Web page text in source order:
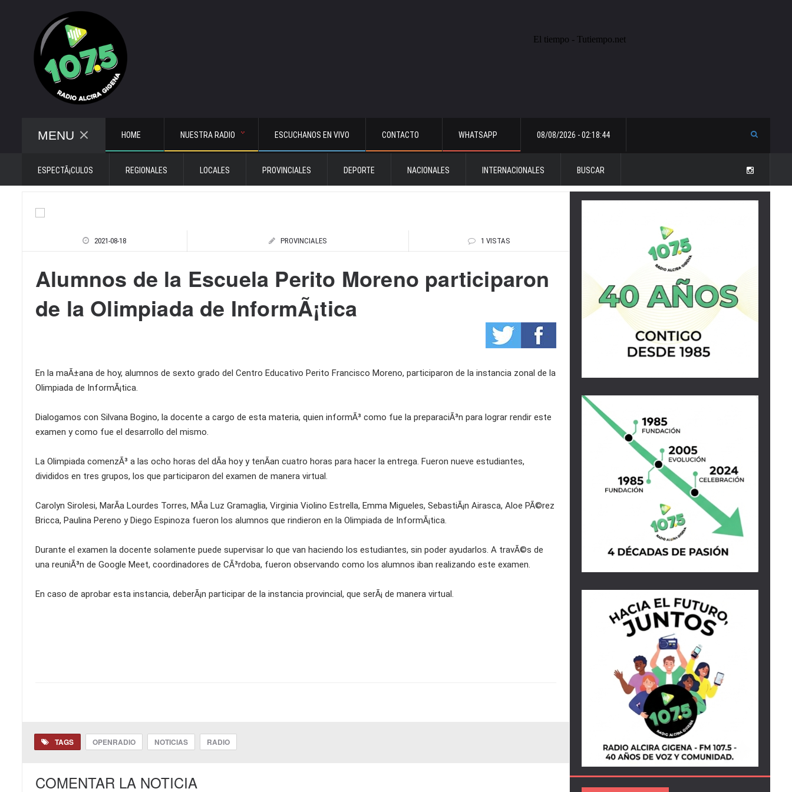
MENU HOME NUESTRA RADIO ESCUCHANOS EN VIVO CONTACTO WHATSAPP 08/08/2026 - 02:18:44
ESPECTÃ¡CULOS REGIONALES LOCALES PROVINCIALES DEPORTE NACIONALES INTERNACIONALES BUSCAR
2021-08-18 PROVINCIALES 1 VISTAS
Alumnos de la Escuela Perito Moreno participaron
de la Olimpiada de InformÃ¡tica
En la maÃ±ana de hoy, alumnos de sexto grado del Centro Educativo Perito Francisco Moreno, participaron de la instancia zonal de la
Olimpiada de InformÃ¡tica.
Dialogamos con Silvana Bogino, la docente a cargo de esta materia, quien informÃ³ como fue la preparaciÃ³n para lograr rendir este
examen y como fue el desarrollo del mismo.
La Olimpiada comenzÃ³ a las ocho horas del dÃ­a hoy y tenÃ­an cuatro horas para hacer la entrega. Fueron nueve estudiantes,
divididos en tres grupos, los que participaron del examen de manera virtual.
Carolyn Sirolesi, MarÃ­a Lourdes Torres, MÃ­a Luz Gramaglia, Virginia Violino Estrella, Emma Migueles, SebastiÃ¡n Airasca, Aloe PÃ©rez
Bricca, Paulina Pereno y Diego Espinoza fueron los alumnos que rindieron en la Olimpiada de InformÃ¡tica.
Durante el examen la docente solamente puede supervisar lo que van haciendo los estudiantes, sin poder ayudarlos. A travÃ©s de
una reuniÃ³n de Google Meet, coordinadores de CÃ³rdoba, fueron observando como los alumnos iban realizando este examen.
En caso de aprobar esta instancia, deberÃ¡n participar de la instancia provincial, que serÃ¡ de manera virtual.
TAGS OPENRADIO NOTICIAS RADIO
COMENTAR LA NOTICIA